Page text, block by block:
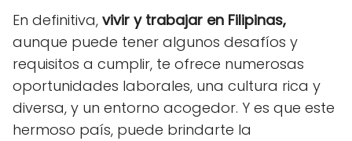
En definitiva, vivir y trabajar en Filipinas,
aunque puede tener algunos desafíos y
requisitos a cumplir, te ofrece numerosas
oportunidades laborales, una cultura rica y
diversa, y un entorno acogedor. Y es que este
hermoso país, puede brindarte la